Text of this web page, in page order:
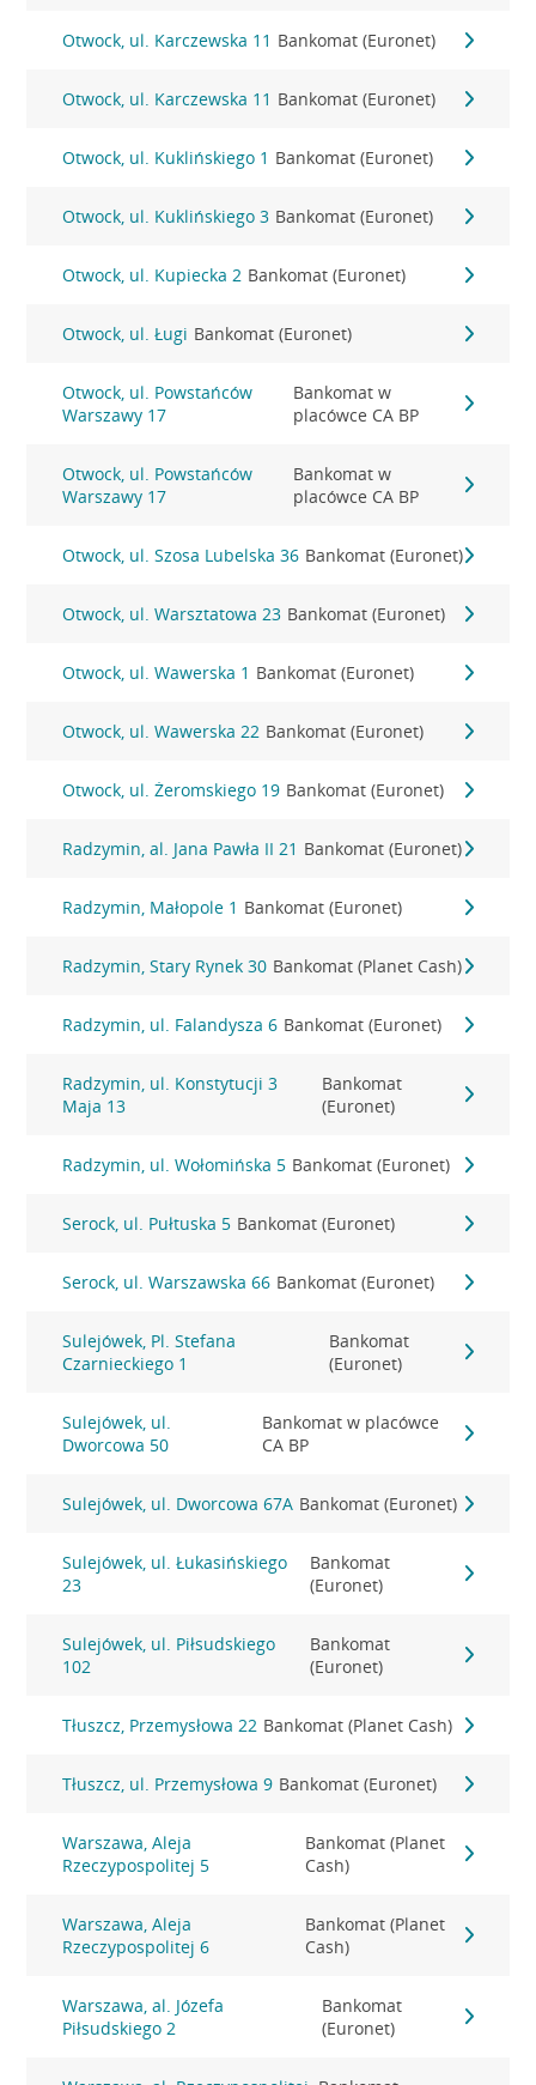
Otwock, ul. Karczewska 11 Bankomat (Euronet)
Otwock, ul. Karczewska 11 Bankomat (Euronet)
Otwock, ul. Kuklińskiego 1 Bankomat (Euronet)
Otwock, ul. Kuklińskiego 3 Bankomat (Euronet)
Otwock, ul. Kupiecka 2 Bankomat (Euronet)
Otwock, ul. Ługi Bankomat (Euronet)
Otwock, ul. Powstańców
Warszawy 17
Bankomat w
placówce CA BP
Otwock, ul. Powstańców
Warszawy 17
Bankomat w
placówce CA BP
Otwock, ul. Szosa Lubelska 36 Bankomat (Euronet)
Otwock, ul. Warsztatowa 23 Bankomat (Euronet)
Otwock, ul. Wawerska 1 Bankomat (Euronet)
Otwock, ul. Wawerska 22 Bankomat (Euronet)
Otwock, ul. Żeromskiego 19 Bankomat (Euronet)
Radzymin, al. Jana Pawła II 21 Bankomat (Euronet)
Radzymin, Małopole 1 Bankomat (Euronet)
Radzymin, Stary Rynek 30 Bankomat (Planet Cash)
Radzymin, ul. Falandysza 6 Bankomat (Euronet)
Radzymin, ul. Konstytucji 3
Maja 13
Bankomat
(Euronet)
Radzymin, ul. Wołomińska 5 Bankomat (Euronet)
Serock, ul. Pułtuska 5 Bankomat (Euronet)
Serock, ul. Warszawska 66 Bankomat (Euronet)
Sulejówek, Pl. Stefana
Czarnieckiego 1
Bankomat
(Euronet)
Sulejówek, ul.
Dworcowa 50
Bankomat w placówce
CA BP
Sulejówek, ul. Dworcowa 67A Bankomat (Euronet)
Sulejówek, ul. Łukasińskiego
23
Bankomat
(Euronet)
Sulejówek, ul. Piłsudskiego
102
Bankomat
(Euronet)
Tłuszcz, Przemysłowa 22 Bankomat (Planet Cash)
Tłuszcz, ul. Przemysłowa 9 Bankomat (Euronet)
Warszawa, Aleja
Rzeczypospolitej 5
Bankomat (Planet
Cash)
Warszawa, Aleja
Rzeczypospolitej 6
Bankomat (Planet
Cash)
Warszawa, al. Józefa
Piłsudskiego 2
Bankomat
(Euronet)